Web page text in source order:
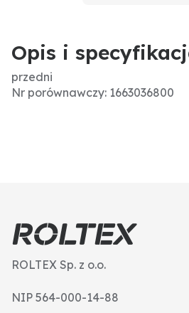
Opis i
przedni
Nr porównawczy: 1663036800
ROLTEX Sp. z o.o.
NIP 564-000-14-88